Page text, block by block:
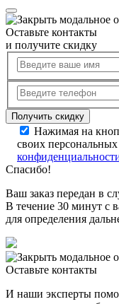
Оставьте контакты
и получите скидку
Нажимая на
своих
Спасибо!
Ваш заказ передан в
В течение 30 минут с
для определения
Оставьте контакты
И наши эксперты